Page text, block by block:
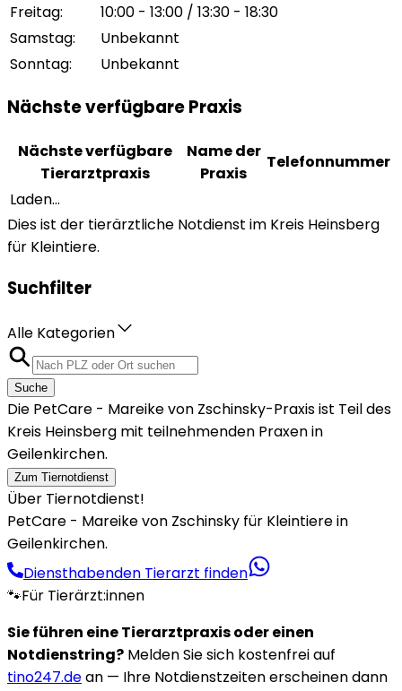
Freitag:
10:00 - 13:00 / 13:30 - 18:30
Samstag:
Unbekannt
Sonntag: Unbekannt
Nächste verfügbare Praxis
Nächste verfügbare
Tierarztpraxis
Name der
Praxis
Telefonnummer
Laden...
Dies ist der tierärztliche Notdienst im Kreis Heinsberg
für Kleintiere.
Suchfilter
Alle Kategorien
Suche
Die PetCare - Mareike von Zschinsky-Praxis ist Teil des
Kreis Heinsberg mit teilnehmenden Praxen in
Geilenkirchen.
Zum Tiernotdienst
Über Tiernotdienst!
PetCare - Mareike von Zschinsky für Kleintiere in
Geilenkirchen.
Diensthabenden Tierarzt finden
🐾Für Tierärzt:innen
Sie führen eine Tierarztpraxis oder einen
Notdienstring? Melden Sie sich kostenfrei auf
tino247.dean — Ihre Notdienstzeiten erscheinen dann